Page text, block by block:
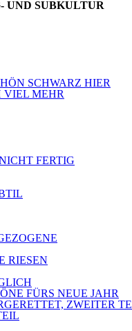
UND SUBKULTUR
SCHWARZ HIER
VIEL MEHR
FERTIG
RIESEN
FÜRS NEUE JAHR
ZWEITER